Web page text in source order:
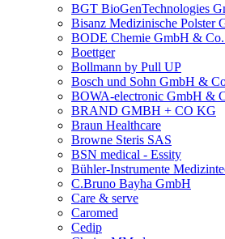
BGT BioGenTechnologies
Bisanz Medizinische Polster
BODE Chemie GmbH &
Boettger
Bollmann by Pull UP
Bosch und Sohn GmbH &
BOWA-electronic GmbH &
BRAND GMBH + CO KG
Braun Healthcare
Browne Steris SAS
BSN medical - Essity
Bühler-Instrumente
C.Bruno Bayha GmbH
Care & serve
Caromed
Cedip